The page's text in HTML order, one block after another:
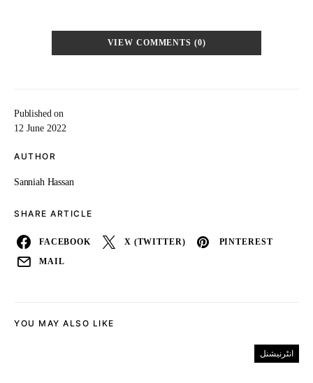
Published on
12 June 2022
AUTHOR
Sanniah Hassan
SHARE ARTICLE
FACEBOOK X (TWITTER) PINTEREST
MAIL
VIEW COMMENTS (0)
YOU MAY ALSO LIKE
انٹرنیشنل